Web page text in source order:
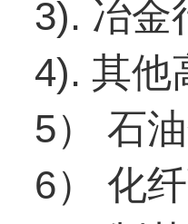
3). 冶金
4). 其他
5）
石
6）
化